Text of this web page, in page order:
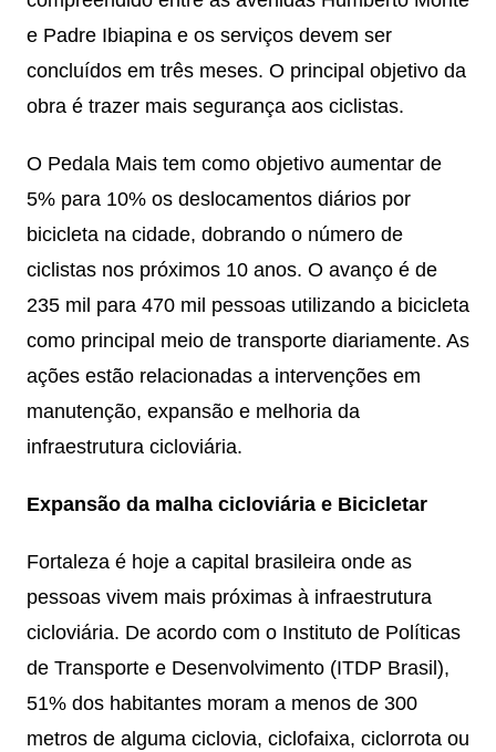
e Padre Ibiapina e os serviços devem ser
concluídos em três meses. O principal objetivo da
obra é trazer mais segurança aos ciclistas.
O Pedala Mais tem como objetivo aumentar de
5% para 10% os deslocamentos diários por
bicicleta na cidade, dobrando o número de
ciclistas nos próximos 10 anos. O avanço é de
235 mil para 470 mil pessoas utilizando a bicicleta
como principal meio de transporte diariamente. As
ações estão relacionadas a intervenções em
manutenção, expansão e melhoria da
infraestrutura cicloviária.
Expansão da malha cicloviária e Bicicletar
Fortaleza é hoje a capital brasileira onde as
pessoas vivem mais próximas à infraestrutura
cicloviária. De acordo com o Instituto de Políticas
de Transporte e Desenvolvimento (ITDP Brasil),
51% dos habitantes moram a menos de 300
metros de alguma ciclovia, ciclofaixa, ciclorrota ou